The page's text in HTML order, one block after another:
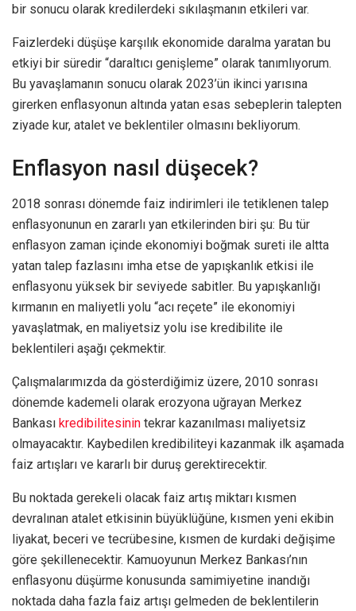
bir sonucu olarak kredilerdeki sıkılaşmanın etkileri var.
Faizlerdeki düşüşe karşılık ekonomide daralma yaratan bu
etkiyi bir süredir “daraltıcı genişleme” olarak tanımlıyorum.
Bu yavaşlamanın sonucu olarak 2023’ün ikinci yarısına
girerken enflasyonun altında yatan esas sebeplerin talepten
ziyade kur, atalet ve beklentiler olmasını bekliyorum.
Enflasyon nasıl düşecek?
2018 sonrası dönemde faiz indirimleri ile tetiklenen talep
enflasyonunun en zararlı yan etkilerinden biri şu: Bu tür
enflasyon zaman içinde ekonomiyi boğmak sureti ile altta
yatan talep fazlasını imha etse de yapışkanlık etkisi ile
enflasyonu yüksek bir seviyede sabitler. Bu yapışkanlığı
kırmanın en maliyetli yolu “acı reçete” ile ekonomiyi
yavaşlatmak, en maliyetsiz yolu ise kredibilite ile
beklentileri aşağı çekmektir.
Çalışmalarımızda da gösterdiğimiz üzere, 2010 sonrası
dönemde kademeli olarak erozyona uğrayan Merkez
Bankası kredibilitesinin tekrar kazanılması maliyetsiz
olmayacaktır. Kaybedilen kredibiliteyi kazanmak ilk aşamada
faiz artışları ve kararlı bir duruş gerektirecektir.
Bu noktada gerekeli olacak faiz artış miktarı kısmen
devralınan atalet etkisinin büyüklüğüne, kısmen yeni ekibin
liyakat, beceri ve tecrübesine, kısmen de kurdaki değişime
göre şekillenecektir. Kamuoyunun Merkez Bankası’nın
enflasyonu düşürme konusunda samimiyetine inandığı
noktada daha fazla faiz artışı gelmeden de beklentilerin